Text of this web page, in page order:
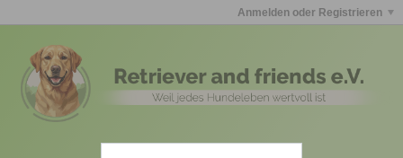
Anmelden oder Registrieren